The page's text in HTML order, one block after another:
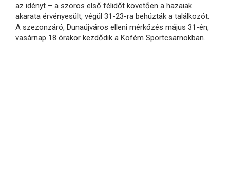
az idényt – a szoros első félidőt követően a hazaiak
akarata érvényesült, végül 31-23-ra behúzták a találkozót.
A szezonzáró, Dunaújváros elleni mérkőzés május 31-én,
vasárnap 18 órakor kezdődik a Köfém Sportcsarnokban.